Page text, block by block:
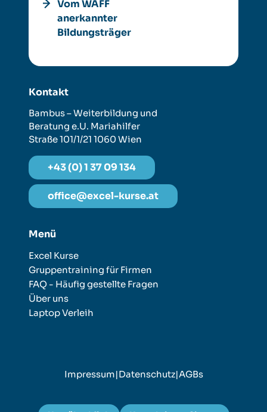
Vom WAFF
anerkannter
Bildungsträger
Kontakt
Bambus – Weiterbildung und
Beratung e.U. Mariahilfer
Straße 101/1/21 1060 Wien
+43 (0) 1 37 09 134
office@excel-kurse.at
Menü
Excel Kurse
Gruppentraining für Firmen
FAQ - Häufig gestellte Fragen
Über uns
Laptop Verleih
Impressum|Datenschutz|AGBs